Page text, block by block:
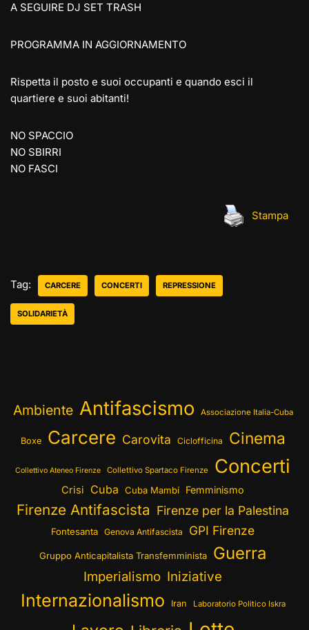
A SEGUIRE DJ SET TRASH
PROGRAMMA IN AGGIORNAMENTO
Rispetta il posto e suoi occupanti e quando esci il
quartiere e suoi abitanti!
NO SPACCIO
NO SBIRRI
NO FASCI
Stampa
Tag: CARCERE CONCERTI REPRESSIONE
SOLIDARIETÀ
Ambiente Antifascismo Associazione Italia-Cuba
Boxe Carcere Carovita Ciclofficina Cinema
Collettivo Ateneo Firenze Collettivo Spartaco Firenze Concerti
Crisi Cuba Cuba Mambí Femminismo
Firenze Antifascista Firenze per la Palestina
Fontesanta Genova Antifascista GPI Firenze
Gruppo Anticapitalista Transfemminista Guerra
Imperialismo Iniziative
Internazionalismo Iran Laboratorio Politico Iskra